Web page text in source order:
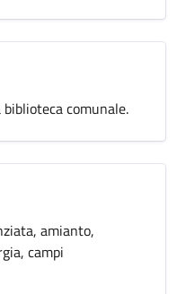
comunale.
amianto,
campi